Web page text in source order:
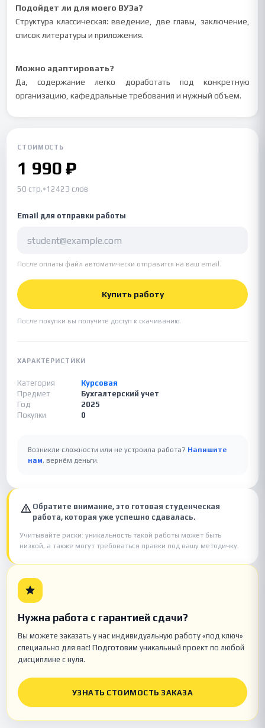
Подойдет ли для моего ВУЗа?
Структура классическая: введение, две главы, заключение,
список литературы и приложения.
Можно адаптировать?
Да, содержание легко доработать под конкретную
организацию, кафедральные требования и нужный объем.
СТОИМОСТЬ
1 990 ₽
50 стр.•12423 слов
Email для отправки работы
После оплаты файл автоматически отправится на ваш email.
Купить работу
После покупки вы получите доступ к скачиванию.
ХАРАКТЕРИСТИКИ
Категория
Курсовая
Предмет
Бухгалтерский учет
Год
2025
Покупки
0
Возникли сложности или не устроила работа? Напишите
нам, вернём деньги.
Обратите внимание, это готовая студенческая
работа, которая уже успешно сдавалась.
Учитывайте риски: уникальность такой работы может быть
низкой, а также могут требоваться правки под вашу методичку.
Нужна работа с гарантией сдачи?
Вы можете заказать у нас индивидуальную работу «под ключ»
специально для вас! Подготовим уникальный проект по любой
дисциплине с нуля.
УЗНАТЬ СТОИМОСТЬ ЗАКАЗА